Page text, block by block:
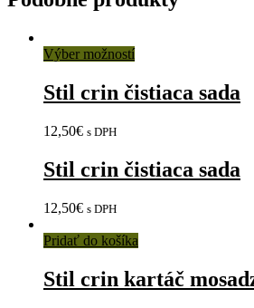
Výber možností
Stil crin čistiaca sada
12,50€ s DPH
Stil crin čistiaca sada
12,50€ s DPH
Pridať do košíka
Stil crin kartáč